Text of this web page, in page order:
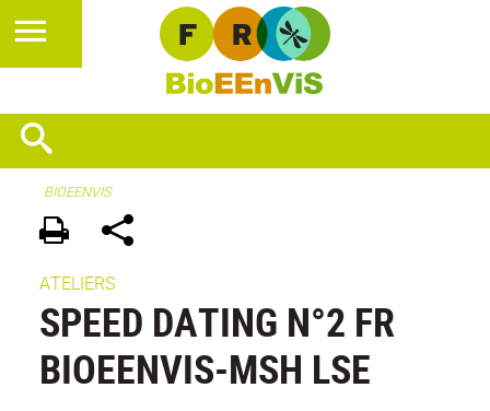
BIOEENVIS
ATELIERS
SPEED DATING N°2 FR
BIOEENVIS-MSH LSE